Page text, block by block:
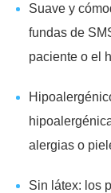
Suave y
fundas de
paciente o el
alergias o
Sin látex: los